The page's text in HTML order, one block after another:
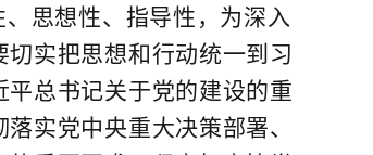
思想性、指导性，为深入
实把思想和行动统一到习
总书记关于党的建设的重
实党中央重大决策部署、